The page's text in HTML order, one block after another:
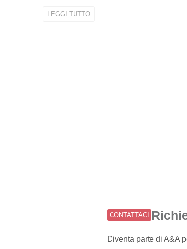
LEGGI TUTTO
CONTATTACI
Diventa parte di A&A